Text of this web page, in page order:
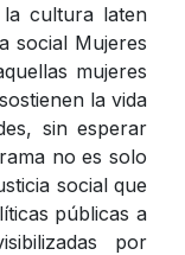
cultura laten
social Mujeres
mujeres
la vida
sin esperar
no es solo
social que
públicas a
por